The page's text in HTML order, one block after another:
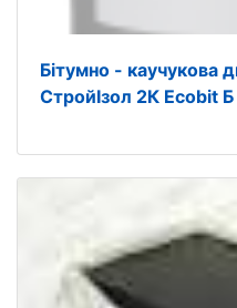
Бітумно - каучукова
СтройIзол 2К Ecobit